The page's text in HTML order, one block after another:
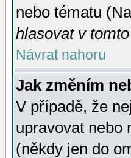
nebo tématu
hlasovat v
Návrat nahoru
Jak změním
V případě, že
upravovat nebo
(někdy jen do